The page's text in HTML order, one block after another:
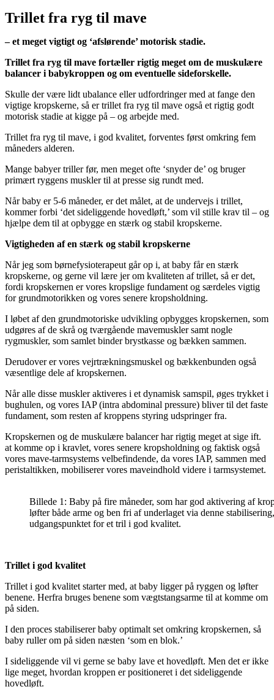
Trillet fra ryg til mave
– et meget vigtigt og ‘afslørende’ motorisk stadie.
Trillet fra ryg til mave fortæller rigtig meget om de muskulære
balancer i babykroppen og om eventuelle sideforskelle.
Skulle der være lidt ubalance eller udfordringer med at fange den
vigtige kropskerne, så er trillet fra ryg til mave også et rigtig godt
motorisk stadie at kigge på – og arbejde med.
Trillet fra ryg til mave, i god kvalitet, forventes først omkring fem
måneders alderen.
Mange babyer triller før, men meget ofte ‘snyder de’ og bruger
primært ryggens muskler til at presse sig rundt med.
Når baby er 5-6 måneder, er det målet, at de undervejs i trillet,
kommer forbi ‘det sideliggende hovedløft,’ som vil stille krav til – og
hjælpe dem til at opbygge en stærk og stabil kropskerne.
Vigtigheden af en stærk og stabil kropskerne
Når jeg som børnefysioterapeut går op i, at baby får en stærk
kropskerne, og gerne vil lære jer om kvaliteten af trillet, så er det,
fordi kropskernen er vores kropslige fundament og særdeles vigtig
for grundmotorikken og vores senere kropsholdning.
I løbet af den grundmotoriske udvikling opbygges kropskernen, som
udgøres af de skrå og tværgående mavemuskler samt nogle
rygmuskler, som samlet binder brystkasse og bækken sammen.
Derudover er vores vejrtrækningsmuskel og bækkenbunden også
væsentlige dele af kropskernen.
Når alle disse muskler aktiveres i et dynamisk samspil, øges trykket i
bughulen, og vores IAP (intra abdominal pressure) bliver til det faste
fundament, som resten af kroppens styring udspringer fra.
Kropskernen og de muskulære balancer har rigtig meget at sige ift.
at komme op i kravlet, vores senere kropsholdning og faktisk også
vores mave-tarmsystems velbefindende, da vores IAP, sammen med
peristaltikken, mobiliserer vores maveindhold videre i tarmsystemet.
Billede 1: Baby på fire måneder, som har god aktivering af
løfter både arme og ben fri af underlaget via denne
udgangspunktet for et tril i god kvalitet.
Trillet i god kvalitet
Trillet i god kvalitet starter med, at baby ligger på ryggen og løfter
benene. Herfra bruges benene som vægtstangsarme til at komme om
på siden.
I den proces stabiliserer baby optimalt set omkring kropskernen, så
baby ruller om på siden næsten ‘som en blok.’
I sideliggende vil vi gerne se baby lave et hovedløft. Men det er ikke
lige meget, hvordan kroppen er positioneret i det sideliggende
hovedløft.